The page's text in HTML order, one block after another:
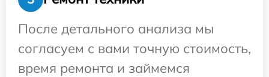
После детального анализа мы
согласуем с вами точную стоимость,
время ремонта и займемся